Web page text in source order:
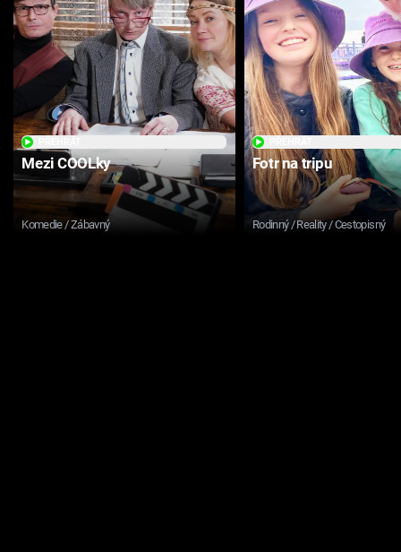
Mezi COOLky
Komedie / Zábavný
Fotr na tripu
Rodinný / Reality / Cestopisný